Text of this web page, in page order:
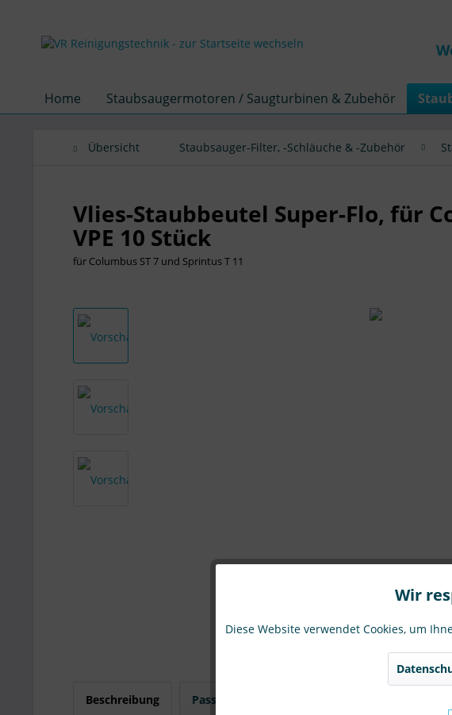
Home Staubsaugermotoren / Saugturbinen & Zubehör
Übersicht Staubsauger-Filter, -Schläuche & -Zubehör
Vlies-Staubbeutel Super-Flo, für
VPE 10 Stück
für Columbus ST 7 und Sprintus T 11
Beschreibung Passend für
Wir
Diese Website verwendet Cookies, um